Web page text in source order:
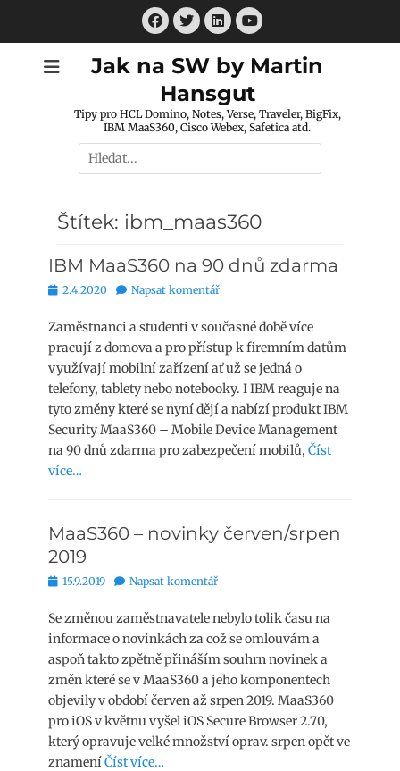
Facebook
Twitter
LinkedIn
Youtube
Jak na SW by Martin
Hansgut
Tipy pro HCL Domino, Notes, Verse, Traveler, BigFix,
IBM MaaS360, Cisco Webex, Safetica atd.
Hledat:
Štítek: ibm_maas360
IBM MaaS360 na 90 dnů zdarma
Publikováno
2.4.2020 Napsat komentář
Zaměstnanci a studenti v současné době více
pracují z domova a pro přístup k firemním datům
využívají mobilní zařízení ať už se jedná o
telefony, tablety nebo notebooky. I IBM reaguje na
tyto změny které se nyní dějí a nabízí produkt IBM
Security MaaS360 – Mobile Device Management
na 90 dnů zdarma pro zabezpečení mobilů, Číst
více…
MaaS360 – novinky červen/srpen
2019
Publikováno
15.9.2019 Napsat komentář
Se změnou zaměstnavatele nebylo tolik času na
informace o novinkách za což se omlouvám a
aspoň takto zpětně přináším souhrn novinek a
změn které se v MaaS360 a jeho komponentech
objevily v období červen až srpen 2019. MaaS360
pro iOS v květnu vyšel iOS Secure Browser 2.70,
který opravuje velké množství oprav. srpen opět ve
znameníČíst více…